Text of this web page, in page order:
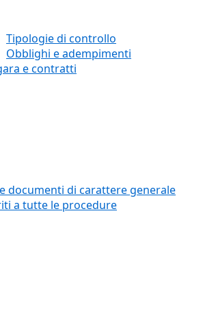
Tipologie di controllo
Obblighi e adempimenti
e contratti
documenti di carattere generale
a tutte le procedure